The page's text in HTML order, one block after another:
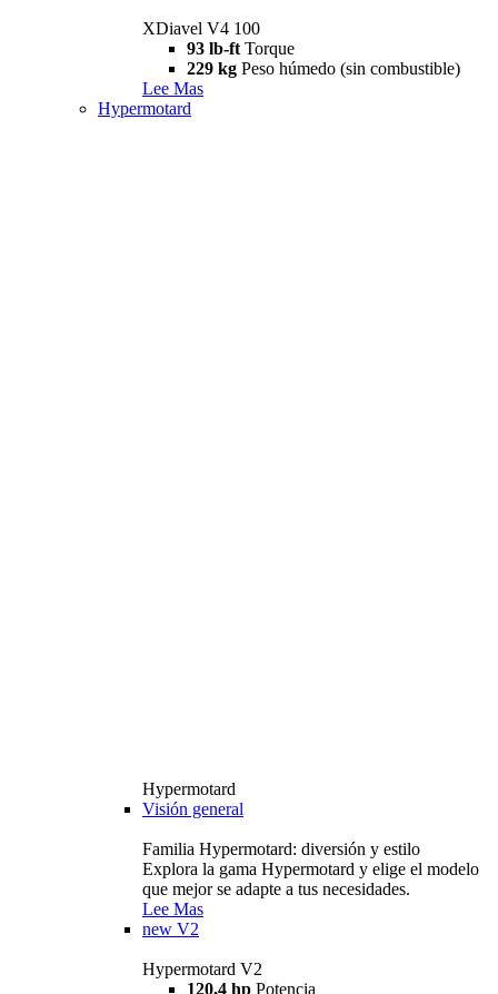
XDiavel V4 100
93 lb-ft Torque
229 kg Peso húmedo (sin combustible)
Lee Mas
Hypermotard
Hypermotard
Visión general
Familia Hypermotard: diversión y estilo
Explora la gama Hypermotard y elige el modelo
que mejor se adapte a tus necesidades.
Lee Mas
new V2
Hypermotard V2
120,4 hp Potencia